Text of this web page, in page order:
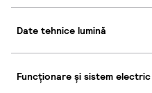
Date tehnice lumină
Funcționare și sistem electric